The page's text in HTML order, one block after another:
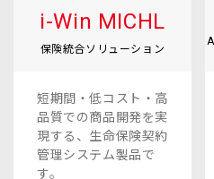
i-Win MICHL
保険統合ソリューション
短期間・低コスト・高
品質での商品開発を実
現する、生命保険契約
管理システム製品で
す。